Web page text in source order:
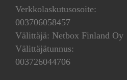
Verkkolaskutusosoite:
003706058457
Välittäjä: Netbox Finland Oy
Välittäjätunnus:
003726044706